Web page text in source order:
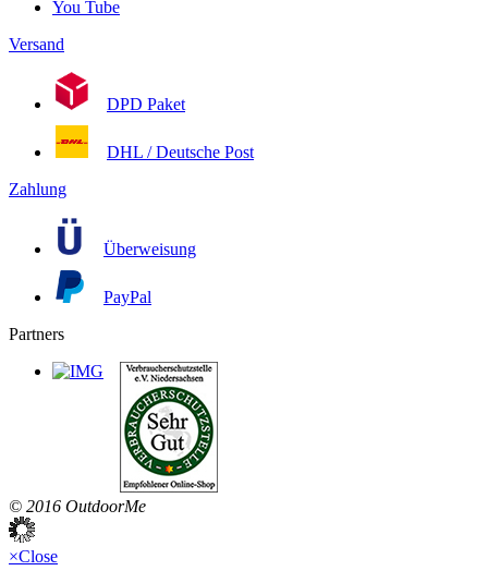
You Tube
Versand
DPD Paket
DHL / Deutsche Post
Zahlung
Überweisung
PayPal
Partners
© 2016 OutdoorMe
×Close